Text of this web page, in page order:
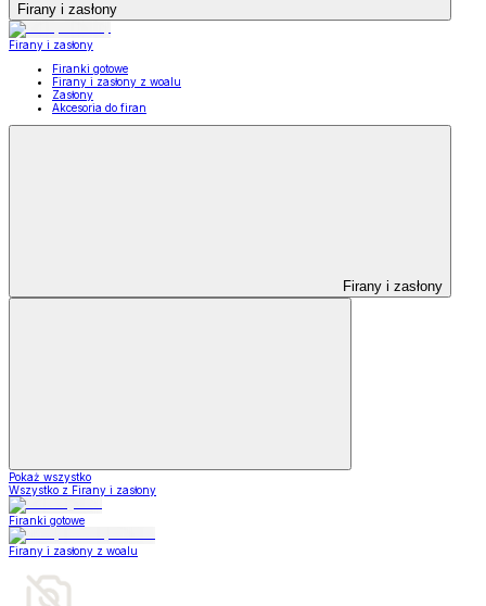
Firany i zasłony
Firany i zasłony
Firanki gotowe
Firany i zasłony z woalu
Zasłony
Akcesoria do firan
Firany i zasłony
Pokaż wszystko
Wszystko z Firany i zasłony
Firanki gotowe
Firany i zasłony z woalu